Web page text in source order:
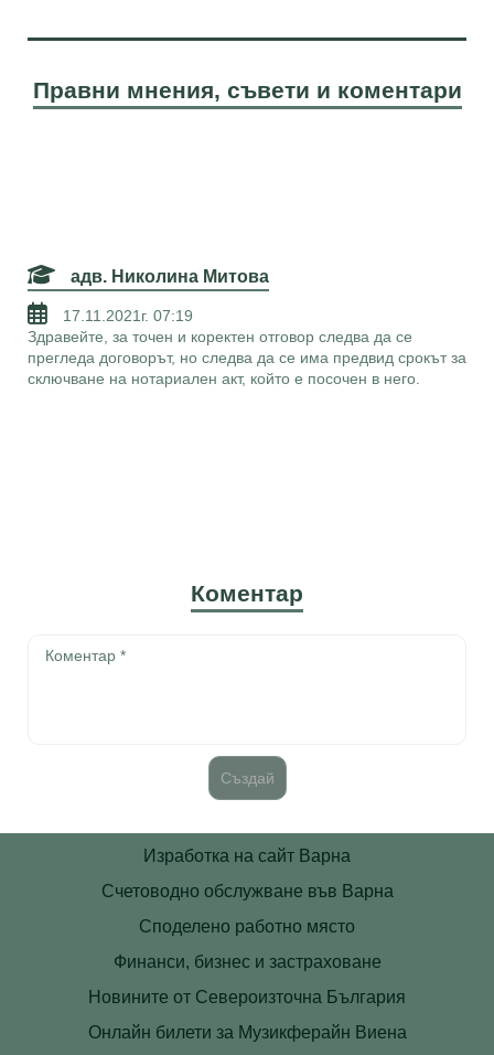
Правни мнения, съвети и коментари
адв. Николина Митова
17.11.2021г. 07:19
Здравейте, за точен и коректен отговор следва да се
прегледа договорът, но следва да се има предвид срокът за
сключване на нотариален акт, който е посочен в него.
Коментар
Изработка на сайт Варна
Счетоводно обслужване във Варна
Споделено работно място
Финанси, бизнес и застраховане
Новините от Североизточна България
Онлайн билети за Музикферайн Виена